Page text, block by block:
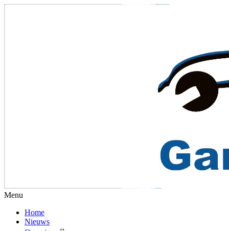
Menu
Home
Nieuws